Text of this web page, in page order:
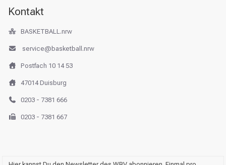
Kontakt
BASKETBALL.nrw
service@basketball.nrw
Postfach 10 14 53
47014 Duisburg
0203 - 7381 666
0203 - 7381 667